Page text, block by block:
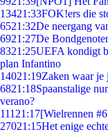
13421:33FOK!ers die
6521:32De neergang
6921:27De
8321:25UEFA kondigt
plan Infantino
14021:19Zaken waar je
6821:18Spaanstalige
verano?
111 21:17[Wielrennen
27021:15Het enige